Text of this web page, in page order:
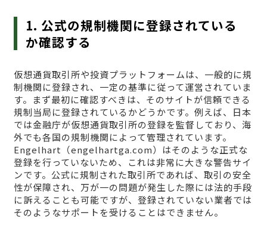
1. 公式の規制機関に登録されている
か確認する
仮想通貨取引所や投資プラットフォームは、一般的に規
制機関に登録され、一定の基準に従って運営されていま
す。まず最初に確認すべきは、そのサイトが信頼できる
規制当局に登録されているかどうかです。例えば、日本
では金融庁が仮想通貨取引所の登録を監督しており、海
外でも各国の規制機関によって管理されています。
Engelhart（engelhartga.com）はそのような正式な
登録を行っていないため、これは非常に大きな警告サイ
ンです。公式に規制された取引所であれば、取引の安全
性が保障され、万が一の問題が発生した際には法的手段
に訴えることも可能ですが、登録されていない業者では
そのようなサポートを受けることはできません。